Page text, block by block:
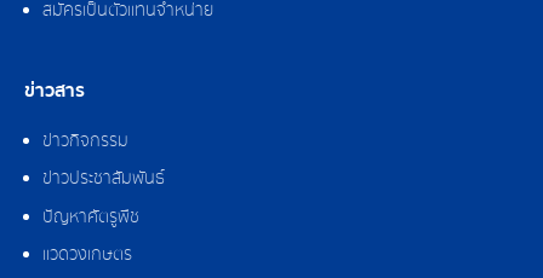
สมัครเป็นตัวแทนจำหน่าย
ข่าวสาร
ข่าวกิจกรรม
ข่าวประชาสัมพันธ์
ปัญหาศัตรูพืช
แวดวงเกษตร